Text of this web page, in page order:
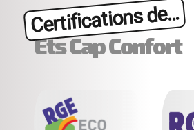
Certifications de...
Ets Cap Confort